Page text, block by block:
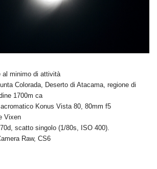
al minimo di attività
Colorada, Deserto di Atacama, regione di
1700m ca
Konus Vista 80, 80mm f5
Vixen
scatto singolo (1/80s, ISO 400).
Raw, CS6